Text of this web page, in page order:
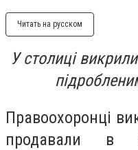
Читать на русском
У столиці
Правоохоронці
продавали в